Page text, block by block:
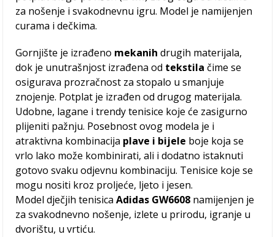
za nošenje i svakodnevnu igru. Model je namijenjen
curama i dečkima.
Gornjište je izrađeno mekanih drugih materijala,
dok je unutrašnjost izrađena od tekstila čime se
osigurava prozračnost za stopalo u smanjuje
znojenje. Potplat je izrađen od drugog materijala.
Udobne, lagane i trendy tenisice koje će zasigurno
plijeniti pažnju. Posebnost ovog modela je i
atraktivna kombinacija plave i bijele boje koja se
vrlo lako može kombinirati, ali i dodatno istaknuti
gotovo svaku odjevnu kombinaciju. Tenisice koje se
mogu nositi kroz proljeće, ljeto i jesen.
Model dječjih tenisicaAdidas GW6608 namijenjen je
za svakodnevno nošenje, izlete u prirodu, igranje u
dvorištu, u vrtiću.